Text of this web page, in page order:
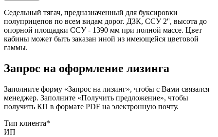
Седельный тягач, предназначенный для буксировки
полуприцепов по всем видам дорог. ДЗК, ССУ 2'', высота до
опорной площадки ССУ - 1390 мм при полной массе. Цвет
кабины может быть заказан иной из имеющейся цветовой
гаммы.
Запрос на оформление лизинга
Заполните форму «Запрос на лизинг», чтобы с Вами связался
менеджер. Заполните «Получить предложение», чтобы
получить КП в формате PDF на электронную почту.
Тип клиента*
ИП